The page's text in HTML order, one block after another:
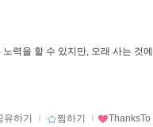
력을 할 수 있지만, 오래 사는 것에
유하기 ｌ 찜하기 ｌ ThanksTo